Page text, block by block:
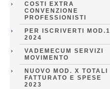
COSTI EXTRA
CONVENZIONE
PROFESSIONISTI
PER ISCRIVERTI MOD.1
2024
VADEMECUM SERVIZI
MOVIMENTO
NUOVO MOD. X TOTALI
FATTURATO E SPESE
2023